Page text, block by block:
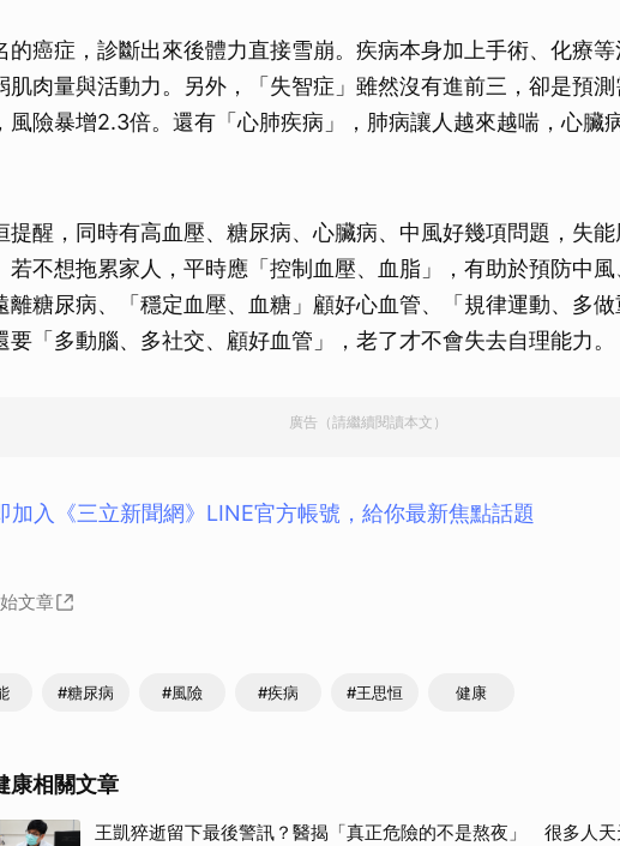
的癌症，診斷出來後體力直接雪崩。疾病本身加上手術、化療
肌肉量與活動力。另外，「失智症」雖然沒有進前三，卻是預
風險暴增2.3倍。還有「心肺疾病」，肺病讓人越來越喘，心臟
提醒，同時有高血壓、糖尿病、心臟病、中風好幾項問題，失
若不想拖累家人，平時應「控制血壓、血脂」，有助於預防中
離糖尿病、「穩定血壓、血糖」顧好心血管、「規律運動、多
要「多動腦、多社交、顧好血管」，老了才不會失去自理能力。
廣告（請繼續閱讀本文）
入《三立新聞網》LINE官方帳號，給你最新焦點話題
文章
#糖尿病 #風險 #疾病 #王思恒 健康
康相關文章
王凱猝逝留下最後警訊？醫揭「真正危險的不是熬夜」 很多人天